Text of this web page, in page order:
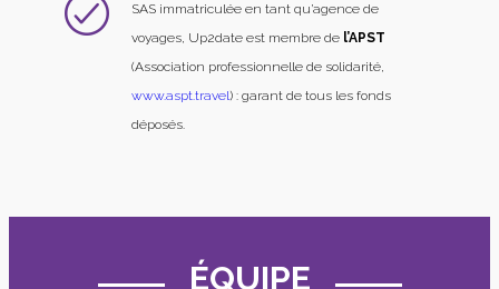
SAS immatriculée en tant qu’agence de
voyages, Up2date est membre de l’APST
(Association professionnelle de solidarité,
www.aspt.travel) : garant de tous les fonds
déposés.
ÉQUIPE